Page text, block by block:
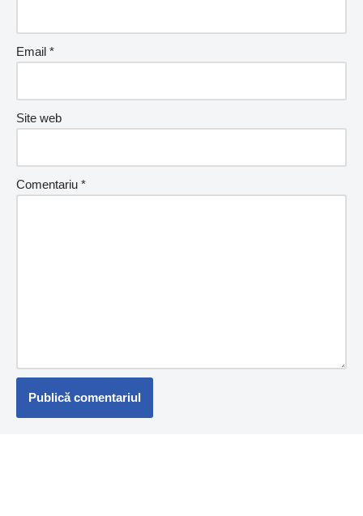
Email *
Site web
Comentariu *